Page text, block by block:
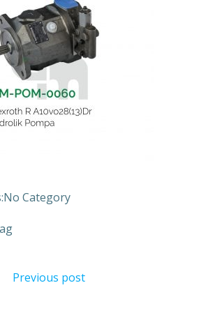
No Category
Previous post